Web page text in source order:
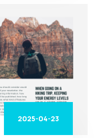
2025-04-23